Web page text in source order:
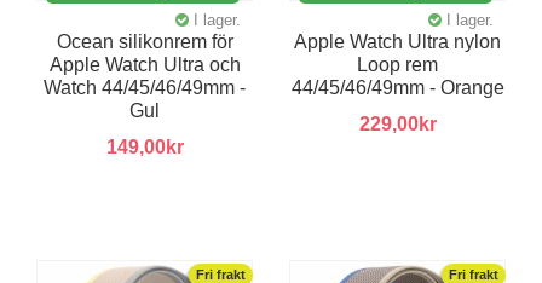
I lager.
Ocean silikonrem för
Apple Watch Ultra och
Watch 44/45/46/49mm -
Gul
149,00kr
I lager.
Apple Watch Ultra nylon
Loop rem
44/45/46/49mm - Orange
229,00kr
Fri frakt Fri frakt